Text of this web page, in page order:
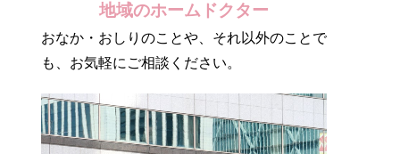
地域のホームドクター
おなか・おしりのことや、それ以外のことで
も、お気軽にご相談ください。